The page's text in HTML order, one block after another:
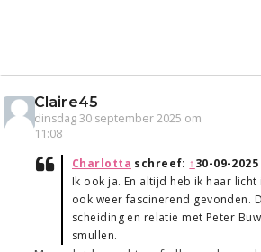
Claire45
dinsdag 30 september 2025 om
11:08
Charlotta schreef: ↑30-09-
Ik ook ja. En altijd heb ik haar
ook weer fascinerend gevonden.
scheiding en relatie met Peter
smullen.